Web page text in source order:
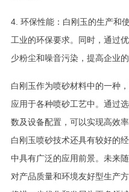
4. 环保性能：白刚玉的生产和
工业的环保要求。同时，通过
少粉尘和噪音污染，提高企业的
白刚玉作为喷砂材料中的一种
应用于各种喷砂工艺中。通过
数及设备配置，可以实现高效
白刚玉喷砂技术还具有较好的
中具有广泛的应用前景。未来
对产品质量和环境友好型生产